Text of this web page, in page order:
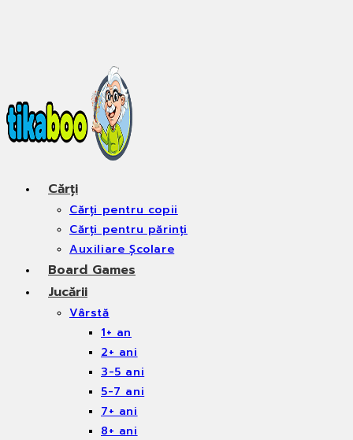
Cărți
Cărți pentru copii
Cărți pentru părinți
Auxiliare Școlare
Board Games
Jucării
Vârstă
1+ an
2+ ani
3-5 ani
5-7 ani
7+ ani
8+ ani